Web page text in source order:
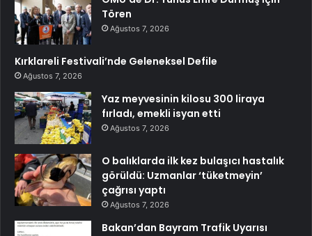
Tören
Ağustos 7, 2026
Kırklareli Festivali’nde Geleneksel Defile
Ağustos 7, 2026
Yaz meyvesinin kilosu 300 liraya
fırladı, emekli isyan etti
Ağustos 7, 2026
O balıklarda ilk kez bulaşıcı hastalık
görüldü: Uzmanlar ‘tüketmeyin’
çağrısı yaptı
Ağustos 7, 2026
Bakan’dan Bayram Trafik Uyarısı